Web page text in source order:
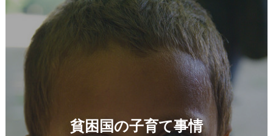
貧困国の子育て事情